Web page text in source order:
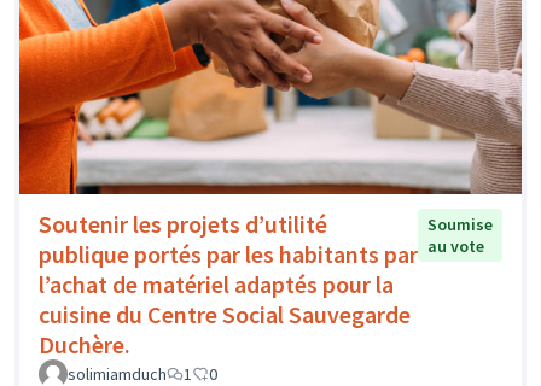
Soutenir les projets d’utilité
publique portés par les habitants par
l’achat de matériel adaptés pour la
cuisine du Centre Social Sauvegarde
Duchère.
Soumise
au vote
solimiamduch 1 0